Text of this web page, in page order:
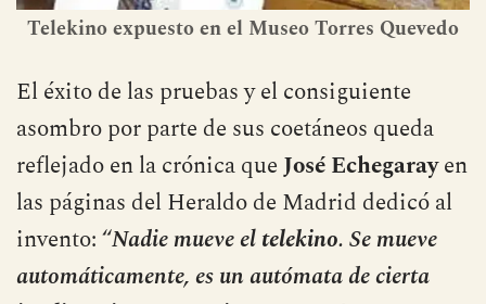
Telekino expuesto en el Museo Torres Quevedo
El éxito de las pruebas y el consiguiente
asombro por parte de sus coetáneos queda
reflejado en la crónica queJosé Echegarayen
las páginas del Heraldo de Madrid dedicó al
invento: “Nadie mueve eltelekino. Se mueve
automáticamente, es un autómata de cierta